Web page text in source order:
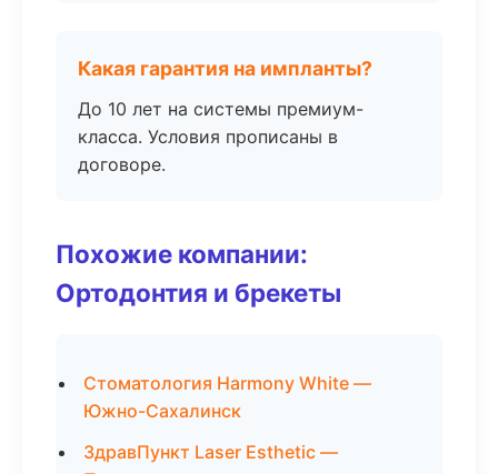
Какая гарантия на импланты?
До 10 лет на системы премиум-
класса. Условия прописаны в
договоре.
Похожие компании:
Ортодонтия и брекеты
Стоматология Harmony White —
Южно-Сахалинск
ЗдравПункт Laser Esthetic —